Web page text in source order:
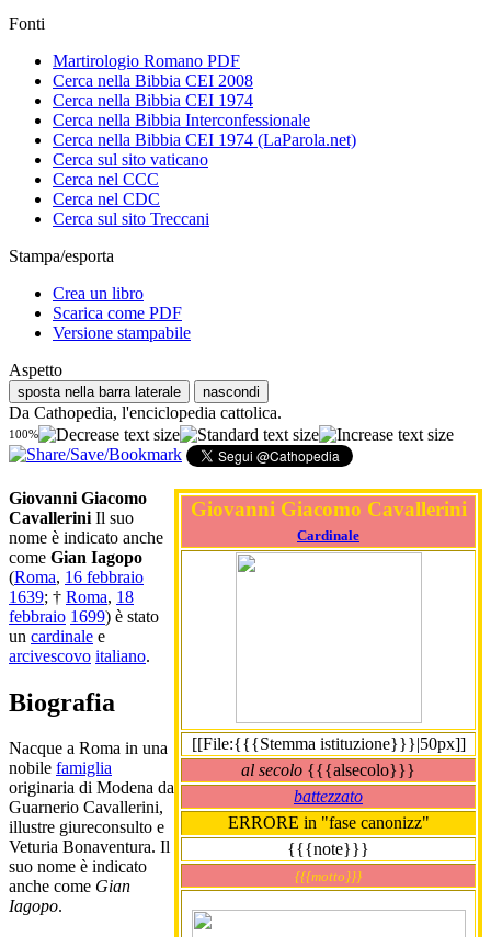
Fonti
Martirologio Romano PDF
Cerca nella Bibbia CEI 2008
Cerca nella Bibbia CEI 1974
Cerca nella Bibbia Interconfessionale
Cerca nella Bibbia CEI 1974 (LaParola.net)
Cerca sul sito vaticano
Cerca nel CCC
Cerca nel CDC
Cerca sul sito Treccani
Stampa/esporta
Crea un libro
Scarica come PDF
Versione stampabile
Aspetto
sposta nella barra laterale nascondi
Da Cathopedia, l'enciclopedia cattolica.
100%
Giovanni Giacomo Cavallerini
Cardinale
[[File:{{{Stemma istituzione}}}|50px]]
al secolo {{{alsecolo}}}
battezzato
ERRORE in "fase canonizz"
{{{note}}}
{{{motto}}}
Giovanni Giacomo
Cavallerini Il suo
nome è indicato anche
come Gian Iagopo
(Roma, 16 febbraio
1639; † Roma, 18
febbraio 1699) è stato
un cardinale e
arcivescovo italiano.
Biografia
Nacque a Roma in una
nobile famiglia
originaria di Modena da
Guarnerio Cavallerini,
illustre giureconsulto e
Veturia Bonaventura. Il
suo nome è indicato
anche come Gian
Iagopo.